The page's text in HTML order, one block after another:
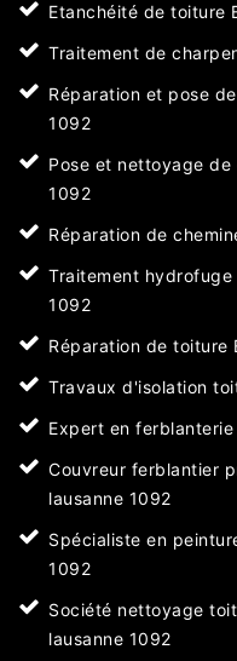
Etanchéité de toiture
Traitement de
Réparation et pose
1092
Pose et nettoyage
1092
Réparation de
Traitement
1092
Réparation de toiture
Travaux d'isolation
Expert en
Couvreur ferblantier
lausanne 1092
Spécialiste en
1092
Société nettoyage
lausanne 1092